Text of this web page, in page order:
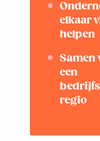
elkaar
helpen
Samen
een
regio